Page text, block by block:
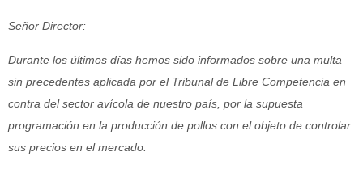
Señor Director:
Durante los últimos días hemos sido informados sobre una multa
sin precedentes aplicada por el Tribunal de Libre Competencia en
contra del sector avícola de nuestro país, por la supuesta
programación en la producción de pollos con el objeto de controlar
sus precios en el mercado.